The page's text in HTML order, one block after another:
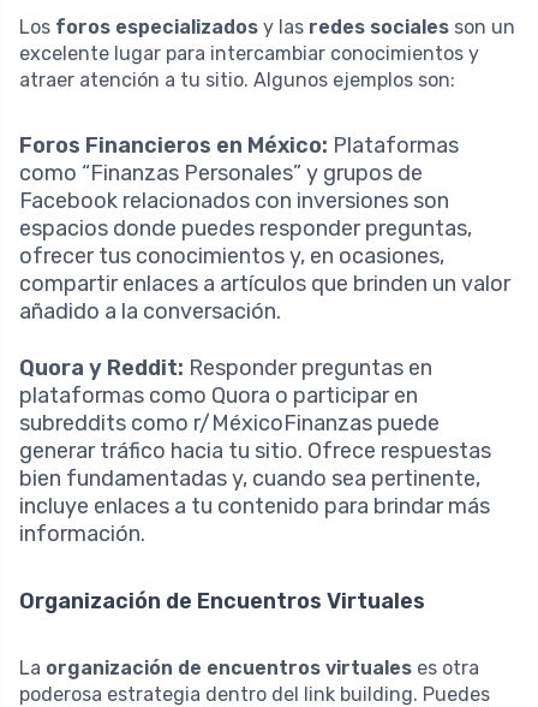
Los foros especializados y las redes sociales son un
excelente lugar para intercambiar conocimientos y
atraer atención a tu sitio. Algunos ejemplos son:
Foros Financieros en México: Plataformas
como “Finanzas Personales” y grupos de
Facebook relacionados con inversiones son
espacios donde puedes responder preguntas,
ofrecer tus conocimientos y, en ocasiones,
compartir enlaces a artículos que brinden un valor
añadido a la conversación.
Quora y Reddit: Responder preguntas en
plataformas como Quora o participar en
subreddits como r/MéxicoFinanzas puede
generar tráfico hacia tu sitio. Ofrece respuestas
bien fundamentadas y, cuando sea pertinente,
incluye enlaces a tu contenido para brindar más
información.
Organización de Encuentros Virtuales
La organización de encuentros virtuales es otra
poderosa estrategia dentro del link building. Puedes